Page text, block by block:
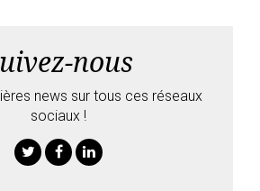
nous
news sur tous ces réseaux
sociaux !